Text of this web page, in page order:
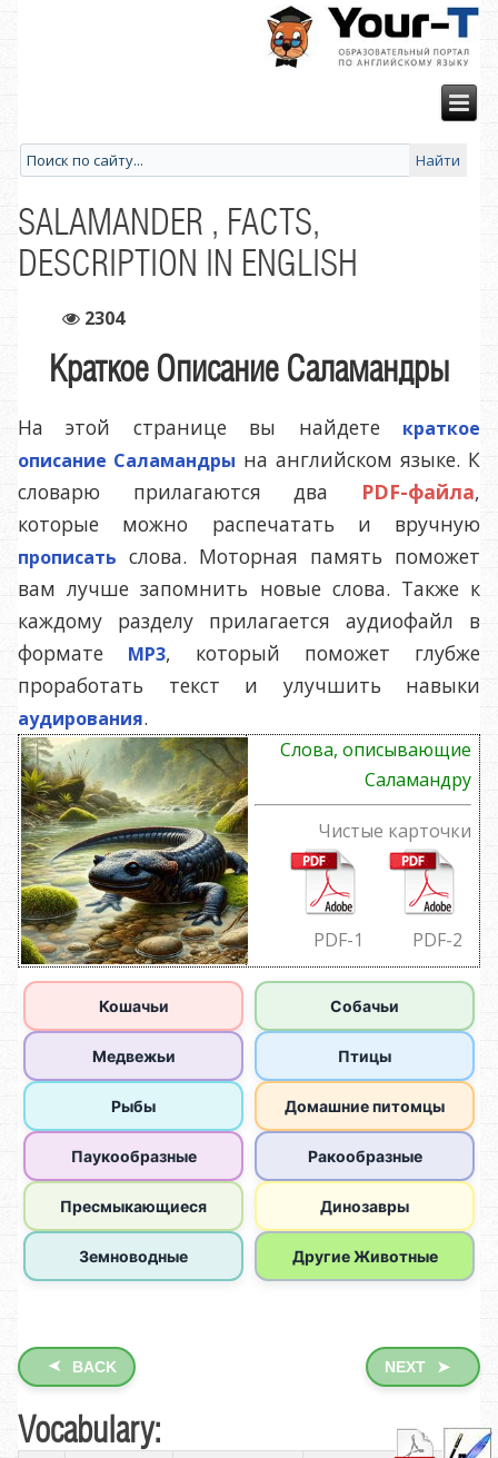
SALAMANDER , FACTS,
DESCRIPTION IN ENGLISH
2304
Краткое Описание Саламандры
На этой странице вы найдете краткое
описание Саламандры на английском языке. К
словарю прилагаются два PDF-файла,
которые можно распечатать и вручную
прописать слова. Моторная память поможет
вам лучше запомнить новые слова. Также к
каждому разделу прилагается аудиофайл в
формате MP3, который поможет глубже
проработать текст и улучшить навыки
аудирования.
Слова, описывающие
Саламандру
Чистые карточки
PDF-1 PDF-2
➤ BACK NEXT ➤
Vocabulary: